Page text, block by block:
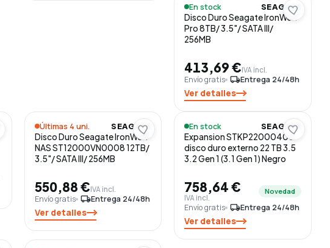
En stock SEAGATE
Disco Duro Seagate IronWolf
Pro 8TB/ 3.5"/ SATA III/
256MB
413,69 €IVA incl.
Envío gratis local_shippingEntrega 24/48h
Ver detalles
Últimas 4 uni. SEAGATE
Disco Duro Seagate IronWolf
NAS ST12000VN0008 12TB/
3.5"/ SATA III/ 256MB
550,88 €IVA incl.
Envío gratis local_shippingEntrega 24/48h
Ver detalles
En stock SEAGATE
Expansion STKP22000400
disco duro externo 22 TB 3.5
3.2 Gen 1 (3.1 Gen 1) Negro
758,64 €
IVA incl.
Novedad
Envío gratis local_shippingEntrega 24/48h
Ver detalles